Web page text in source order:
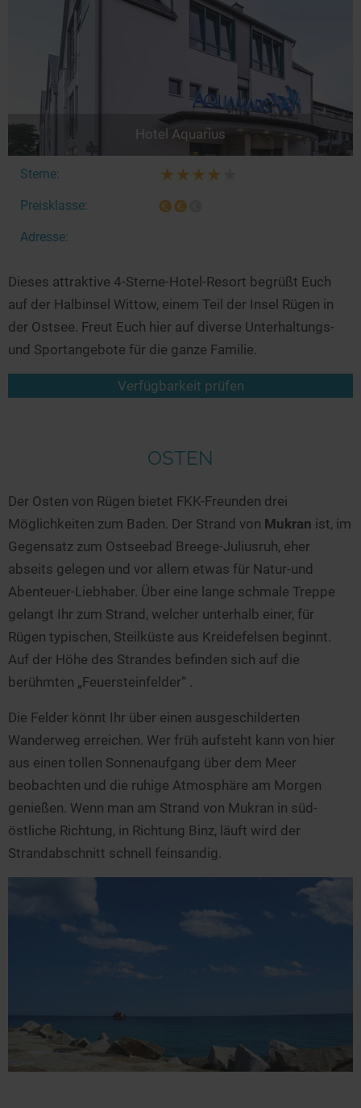
Hotel Aquarius
Sterne:
Preisklasse:
Adresse:
Dieses attraktive 4-Sterne-Hotel-Resort begrüßt Euch
auf der Halbinsel Wittow, einem Teil der Insel Rügen in
der Ostsee. Freut Euch hier auf diverse Unterhaltungs-
und Sportangebote für die ganze Familie.
Verfügbarkeit prüfen
OSTEN
Der Osten von Rügen bietet FKK-Freunden drei
Möglichkeiten zum Baden. Der Strand von Mukran ist, im
Gegensatz zum Ostseebad Breege-Juliusruh, eher
abseits gelegen und vor allem etwas für Natur-und
Abenteuer-Liebhaber. Über eine lange schmale Treppe
gelangt Ihr zum Strand, welcher unterhalb einer, für
Rügen typischen, Steilküste aus Kreidefelsen beginnt.
Auf der Höhe des Strandes befinden sich auf die
berühmten „Feuersteinfelder“ .
Die Felder könnt Ihr über einen ausgeschilderten
Wanderweg erreichen. Wer früh aufsteht kann von hier
aus einen tollen Sonnenaufgang über dem Meer
beobachten und die ruhige Atmosphäre am Morgen
genießen. Wenn man am Strand von Mukran in süd-
östliche Richtung, in Richtung Binz, läuft wird der
Strandabschnitt schnell feinsandig.